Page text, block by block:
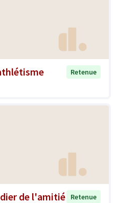
Retenue
de l'amitié Retenue